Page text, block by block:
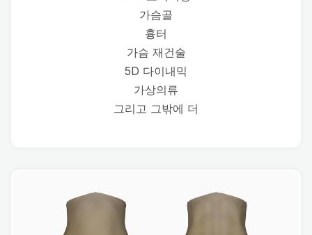
가슴골
흉터
가슴 재건술
5D 다이내믹
가상의류
그리고 그밖에 더